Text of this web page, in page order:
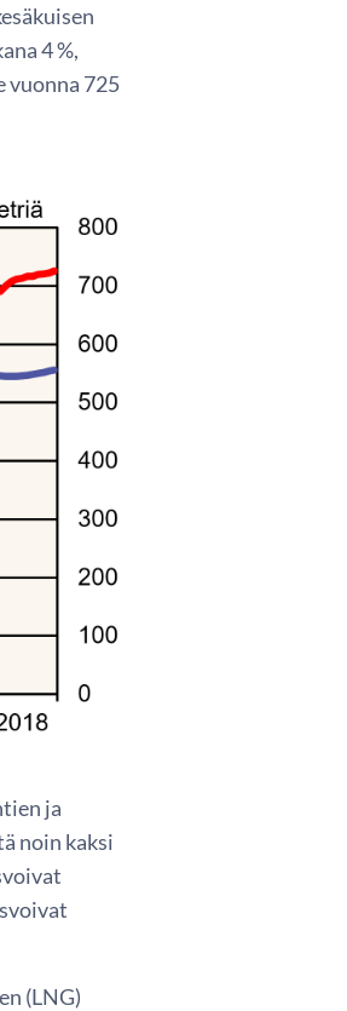
4 %,
vuonna 725
ja
noin kaksi
(LNG)